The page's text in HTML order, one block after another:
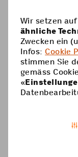
Pied
de
page
Handy-Abos
Handy-Abos
Prepaid-Karte
Optionen
Hilfe
Supercard
Prepaid
Coop Mobile
Kontakt
Wir setzen
ähnliche
Zwecken ein
Infos:Cookie
stimmen Sie
gemäss
«